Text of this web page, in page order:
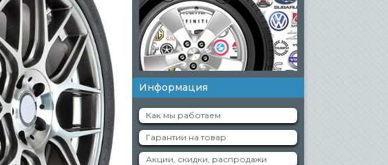
Информация
Как мы работаем
Гарантии на товар
Акции, скидки, распродажи